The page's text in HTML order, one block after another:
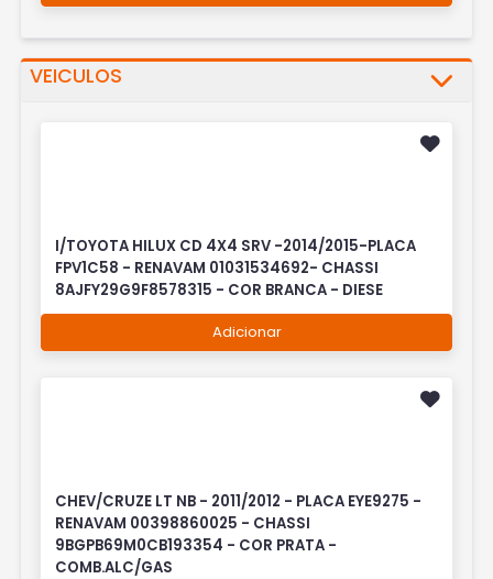
VEICULOS
I/TOYOTA HILUX CD 4X4 SRV -2014/2015-PLACA
FPV1C58 - RENAVAM 01031534692- CHASSI
8AJFY29G9F8578315 - COR BRANCA - DIESE
Adicionar
CHEV/CRUZE LT NB - 2011/2012 - PLACA EYE9275 -
RENAVAM 00398860025 - CHASSI
9BGPB69M0CB193354 - COR PRATA -
COMB.ALC/GAS